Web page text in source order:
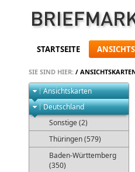
STARTSEITE
SIE SIND HIER: /
Ansichtskarten
Deutschland
Sonstige (2)
Thüringen (579)
Baden-Württemberg
(350)